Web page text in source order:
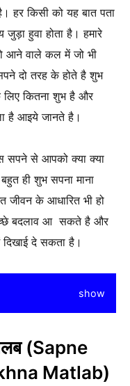
किसी को यह बात पता
हुवा होता है। हमारे
आने वाले कल में जो भी
दो तरह के होते है शुभ
कितना शुभ है और
है आइये जानते है।
सपने से आपको क्या क्या
ही शुभ सपना माना
जीवन के आधारित भी हो
बदलाव आ सकते है और
दे सकता है।
show
(Sapne
Matlab)